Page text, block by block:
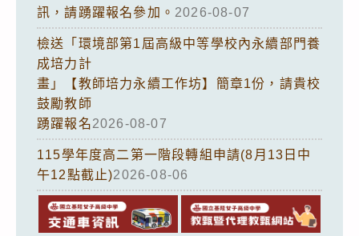
訊，請踴躍報名參加。 2026-08-07
檢送「環境部第1屆高級中等學校內永續部門養
成培力計
畫」【教師培力永續工作坊】簡章1份，請貴校
鼓勵教師
踴躍報名2026-08-07
115學年度高二第一階段轉組申請(8月13日中
午12點截止)2026-08-06